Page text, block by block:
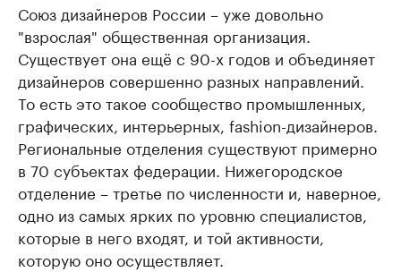
Союз дизайнеров России – уже довольно
"взрослая" общественная организация.
Существует она ещё с 90-х годов и объединяет
дизайнеров совершенно разных направлений.
То есть это такое сообщество промышленных,
графических, интерьерных, fashion-дизайнеров.
Региональные отделения существуют примерно
в 70 субъектах федерации. Нижегородское
отделение – третье по численности и, наверное,
одно из самых ярких по уровню специалистов,
которые в него входят, и той активности,
которую оно осуществляет.